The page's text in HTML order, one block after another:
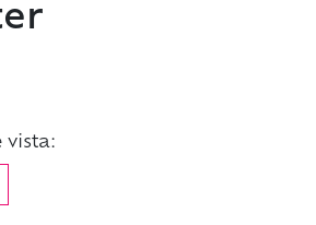
vista: